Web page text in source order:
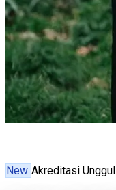
New Akreditasi Unggul